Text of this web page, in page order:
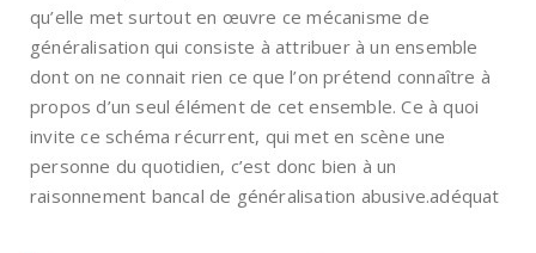
qu’elle met surtout en œuvre ce mécanisme de
généralisation qui consiste à attribuer à un ensemble
dont on ne connait rien ce que l’on prétend connaître à
propos d’un seul élément de cet ensemble. Ce à quoi
invite ce schéma récurrent, qui met en scène une
personne du quotidien, c’est donc bien à un
raisonnement bancal de généralisation abusive.adéquat